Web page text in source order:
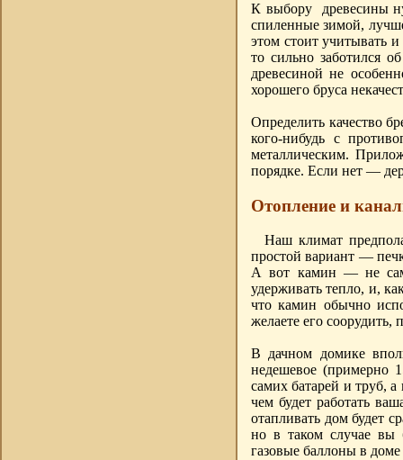
К выбору древесины
спиленные зимой,
этом стоит учитывать
то сильно заботился
древесиной не
хорошего бруса
Определить качество
кого-нибудь с
металлическим.
порядке. Если нет —
Отопление и
Наш климат
простой вариант —
А вот камин — не
удерживать тепло, и,
что камин обычно
желаете его
В дачном домике
недешевое (примерно
самих батарей и труб,
чем будет работать
отапливать дом будет
но в таком случае вы
газовые баллоны в доме